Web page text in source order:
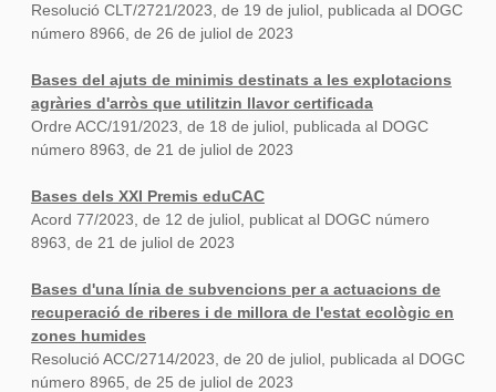
Resolució CLT/2721/2023, de 19 de juliol, publicada al DOGC
número 8966, de 26 de juliol de 2023
Bases del ajuts de minimis destinats a les explotacions
agràries d'arròs que utilitzin llavor certificada
Ordre ACC/191/2023, de 18 de juliol, publicada al DOGC
número 8963, de 21 de juliol de 2023
Bases dels XXI Premis eduCAC
Acord 77/2023, de 12 de juliol, publicat al DOGC número
8963, de 21 de juliol de 2023
Bases d'una línia de subvencions per a actuacions de
recuperació de riberes i de millora de l'estat ecològic en
zones humides
Resolució ACC/2714/2023, de 20 de juliol, publicada al DOGC
número 8965, de 25 de juliol de 2023